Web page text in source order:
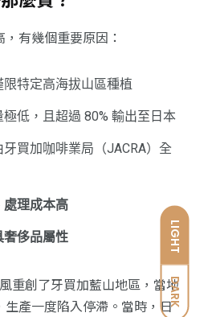
LIGHT
DARK
有幾個重要原因：
限特定高海拔山區種植
低，且超過 80% 輸出至日本
牙買加咖啡業局（JACRA）全
處理成本高
奢侈品屬性
重創了牙買加藍山地區，當地
產一度陷入停滯。當時，日